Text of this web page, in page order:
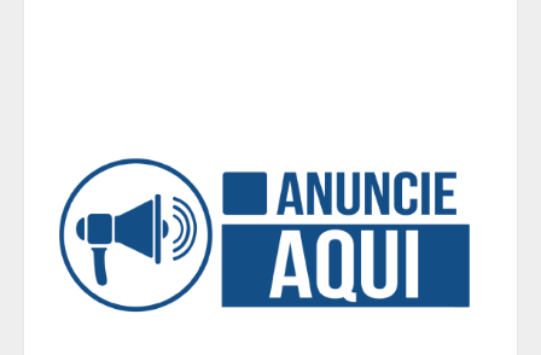
5
Mariano Procópio celebram um ano
da coluna “D. Pedro II – 200 anos”
com texto de Paulo Rezzutti
Chegada da seca impulsiona ritmo